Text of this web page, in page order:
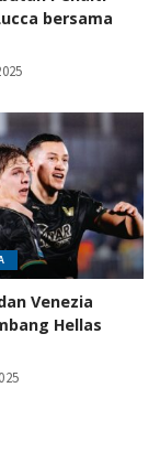
bersama
Venezia
Hellas